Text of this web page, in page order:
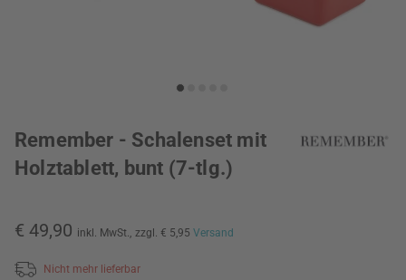
Remember - Schalenset mit
Holztablett, bunt (7-tlg.)
€ 49,90 inkl. MwSt., zzgl. € 5,95 Versand
Nicht mehr lieferbar